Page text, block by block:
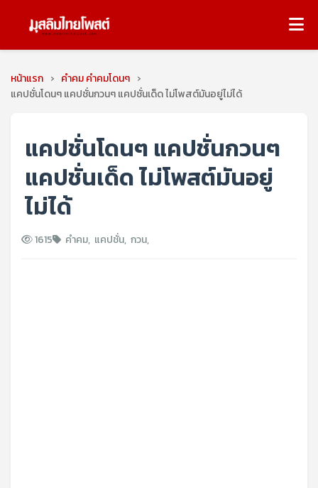
หน้าแรก › คำคม คำคมโดนๆ ›
แคปชั่นโดนๆ แคปชั่นกวนๆ แคปชั่นเด็ด ไม่โพสต์มันอยู่ไม่ได้
แคปชั่นโดนๆ แคปชั่นกวนๆ
แคปชั่นเด็ด ไม่โพสต์มันอยู่
ไม่ได้
1615 คำคม, แคปชั่น, กวน,